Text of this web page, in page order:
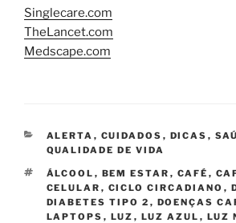
Singlecare.com
TheLancet.com
Medscape.com
CATEGORIAS
ALERTA , CUIDADOS , DICAS ,
QUALIDADE DE VIDA
TAGS
ÁLCOOL , BEM ESTAR , CAFÉ ,
CELULAR , CICLO CIRCADIANO ,
DIABETES TIPO 2 , DOENÇAS
LAPTOPS , LUZ , LUZ AZUL , LUZ